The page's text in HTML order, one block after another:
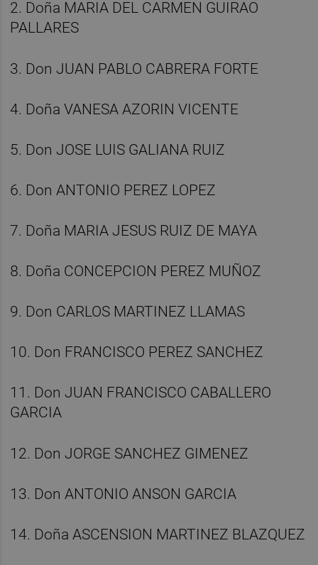
2. Doña MARIA DEL CARMEN GUIRAO
PALLARES
3. Don JUAN PABLO CABRERA FORTE
4. Doña VANESA AZORIN VICENTE
5. Don JOSE LUIS GALIANA RUIZ
6. Don ANTONIO PEREZ LOPEZ
7. Doña MARIA JESUS RUIZ DE MAYA
8. Doña CONCEPCION PEREZ MUÑOZ
9. Don CARLOS MARTINEZ LLAMAS
10. Don FRANCISCO PEREZ SANCHEZ
11. Don JUAN FRANCISCO CABALLERO
GARCIA
12. Don JORGE SANCHEZ GIMENEZ
13. Don ANTONIO ANSON GARCIA
14. Doña ASCENSION MARTINEZ BLAZQUEZ